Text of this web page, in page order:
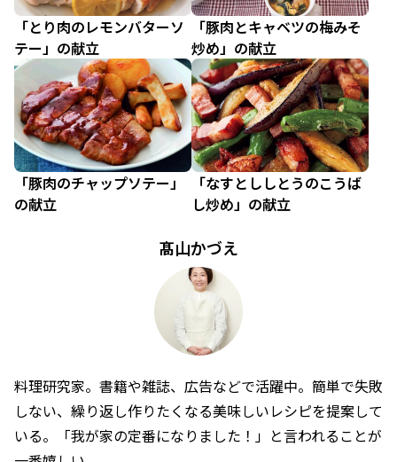
「とり肉のレモンバターソ
テー」の献立
「豚肉とキャベツの梅みそ
炒め」の献立
「豚肉のチャップソテー」
の献立
「なすとししとうのこうば
し炒め」の献立
髙山かづえ
料理研究家。書籍や雑誌、広告などで活躍中。簡単で失敗
しない、繰り返し作りたくなる美味しいレシピを提案して
いる。「我が家の定番になりました！」と言われることが